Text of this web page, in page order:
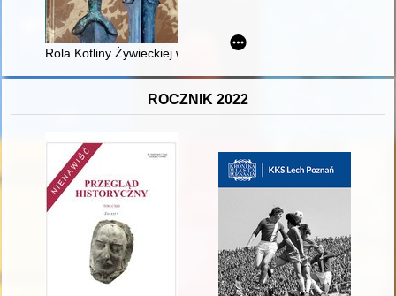
Rola Kotliny Żywieckiej we wczesnej epoce żelaza w świetle
ROCZNIK 2022